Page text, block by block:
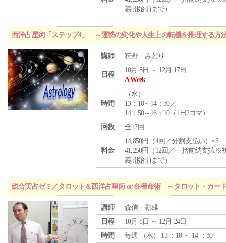
義開始前まで）
西洋占星術「ステップ4」 ～運勢の変化や人生上の転機を推理する方
講師 狩野 みどり
日程
10月 8日 ～ 12月 17日
A Week
時間
（水）
13：10～14：30／
14：50～16：10（1日2コマ）
回数
全12回
料金
14,850円（4回／分割支払い）×3
41,250円（12回／一括前納支払※
義開始前まで）
総合実占ゼミ／タロット＆西洋占星術 or 各種命術 ～タロット・カー
講師
森信 彰雄
日程
10月 8日 ～ 12月 24日
時間
毎週 （水） 13 ：10 ～ 14 ：30